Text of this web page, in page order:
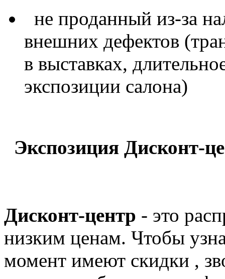
не проданный из-за
внешних дефектов
в выставках,
экспозиции салона)
Экспозиция Дисконт-
Дисконт-центр - это
низким ценам. Чтобы
момент имеют скидки ,